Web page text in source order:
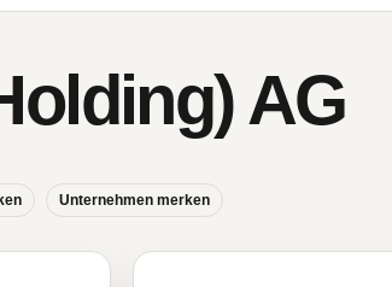
AG
Unternehmen merken